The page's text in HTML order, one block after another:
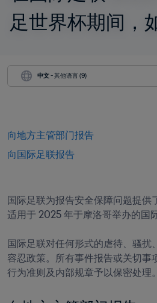
足世界杯期间，
中文 - 其他语言 (9)
向地方主管部门报告
向国际足联报告
国际足联为报告安全保障问题提供
适用于 2025 年于摩洛哥举办的国
国际足联对任何形式的虐待、骚扰
容忍政策。所有事件报告或关切事
行为准则及内部规章予以保密处理。